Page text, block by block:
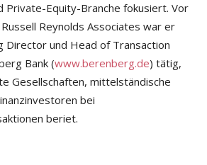
Private-Equity-Branche fokusiert. Vor
Reynolds Associates war er
Director und Head of Transaction
Bank (www.berenberg.de) tätig,
Gesellschaften, mittelständische
bei
beriet.